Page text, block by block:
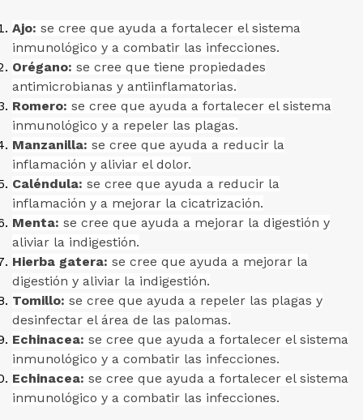
Ajo: se cree que ayuda a fortalecer el sistema
inmunológico y a combatir las infecciones.
Orégano: se cree que tiene propiedades
antimicrobianas y antiinflamatorias.
Romero: se cree que ayuda a fortalecer el sistema
inmunológico y a repeler las plagas.
Manzanilla: se cree que ayuda a reducir la
inflamación y aliviar el dolor.
Caléndula: se cree que ayuda a reducir la
inflamación y a mejorar la cicatrización.
Menta: se cree que ayuda a mejorar la digestión y
aliviar la indigestión.
Hierba gatera: se cree que ayuda a mejorar la
digestión y aliviar la indigestión.
Tomillo: se cree que ayuda a repeler las plagas y
desinfectar el área de las palomas.
Echinacea: se cree que ayuda a fortalecer el sistema
inmunológico y a combatir las infecciones.
Echinacea: se cree que ayuda a fortalecer el sistema
inmunológico y a combatir las infecciones.